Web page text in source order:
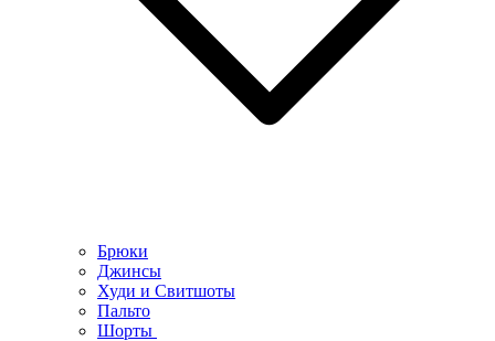
Брюки
Джинсы
Худи и Свитшоты
Пальто
Шорты